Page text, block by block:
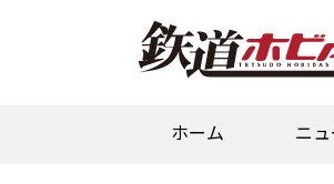
ホーム ニ